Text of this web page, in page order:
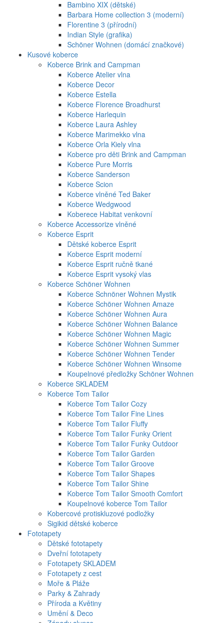
Bambino XIX (dětské)
Barbara Home collection 3 (moderní)
Florentine 3 (přírodní)
Indian Style (grafika)
Schöner Wohnen (domácí značkové)
Kusové koberce
Koberce Brink and Campman
Koberce Atelier vlna
Koberce Decor
Koberce Estella
Koberce Florence Broadhurst
Koberce Harlequin
Koberce Laura Ashley
Koberce Marimekko vlna
Koberce Orla Kiely vlna
Koberce pro děti Brink and Campman
Koberce Pure Morris
Koberce Sanderson
Koberce Scion
Koberce vlněné Ted Baker
Koberce Wedgwood
Koberece Habitat venkovní
Koberce Accessorize vlněné
Koberce Esprit
Dětské koberce Esprit
Koberce Esprit moderní
Koberce Esprit ručně tkané
Koberce Esprit vysoký vlas
Koberce Schöner Wohnen
Koberce Schnöner Wohnen Mystik
Koberce Schöner Wohnen Amaze
Koberce Schöner Wohnen Aura
Koberce Schöner Wohnen Balance
Koberce Schöner Wohnen Magic
Koberce Schöner Wohnen Summer
Koberce Schöner Wohnen Tender
Koberce Schöner Wohnen Winsome
Koupelnové předložky Schöner Wohnen
Koberce SKLADEM
Koberce Tom Tailor
Koberce Tom Tailor Cozy
Koberce Tom Tailor Fine Lines
Koberce Tom Tailor Fluffy
Koberce Tom Tailor Funky Orient
Koberce Tom Tailor Funky Outdoor
Koberce Tom Tailor Garden
Koberce Tom Tailor Groove
Koberce Tom Tailor Shapes
Koberce Tom Tailor Shine
Koberce Tom Tailor Smooth Comfort
Koupelnové koberce Tom Tailor
Kobercové protiskluzové podložky
Sigikid dětské koberce
Fototapety
Dětské fototapety
Dveřní fototapety
Fototapety SKLADEM
Fototapety z cest
Moře & Pláže
Parky & Zahrady
Příroda a Květiny
Umění & Deco